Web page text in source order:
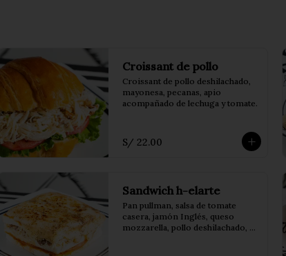
Croissant de pollo
Croissant de pollo deshilachado,
mayonesa, pecanas, apio
acompañado de lechuga y tomate.
S/ 22.00
Sandwich h-elarte
Pan pullman, salsa de tomate
casera, jamón Inglés, queso
mozzarella, pollo deshilachado,